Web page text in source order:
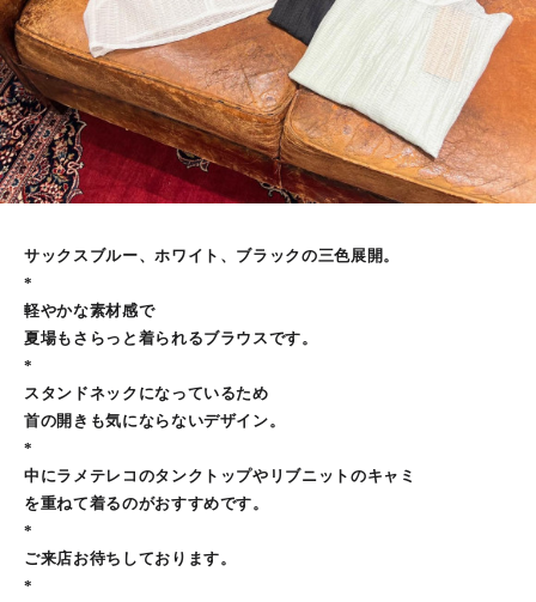
サックスブルー、ホワイト、ブラックの三色展開。
*
軽やかな素材感で
夏場もさらっと着られるブラウスです。
*
スタンドネックになっているため
首の開きも気にならないデザイン。
*
中にラメテレコのタンクトップやリブニットのキャミ
を重ねて着るのがおすすめです。
*
ご来店お待ちしております。
*